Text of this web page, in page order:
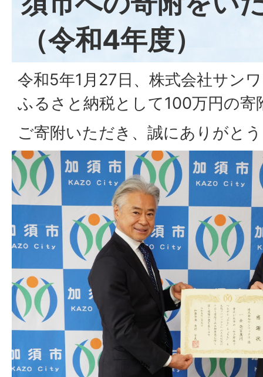
（令和4年度）
令和5年1月27日、株式会社サン
ふるさと納税として100万円の寄
ご寄附いただき、誠にありがと